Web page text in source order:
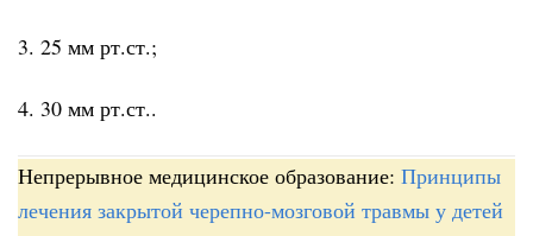
3. 25 мм рт.ст.;
4. 30 мм рт.ст..
Непрерывное медицинское образование: Принципы
лечения закрытой черепно-мозговой травмы у детей